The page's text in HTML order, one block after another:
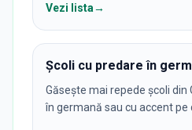
Vezi lista→
Școli cu predare în
Găsește mai repede școli din
în germană sau cu accent pe